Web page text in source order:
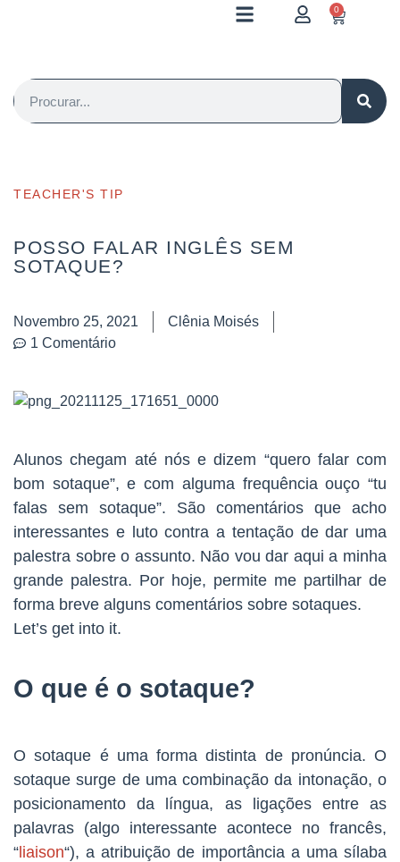
0
TEACHER'S TIP
POSSO FALAR INGLÊS SEM
SOTAQUE?
Novembro 25, 2021
Clênia Moisés
1 Comentário
Alunos chegam até nós e dizem “quero falar com
bom sotaque”, e com alguma frequência ouço “tu
falas sem sotaque”. São comentários que acho
interessantes e luto contra a tentação de dar uma
palestra sobre o assunto. Não vou dar aqui a minha
grande palestra. Por hoje, permite me partilhar de
forma breve alguns comentários sobre sotaques.
Let’s get into it.
O que é o sotaque?
O sotaque é uma forma distinta de pronúncia. O
sotaque surge de uma combinação da intonação, o
posicionamento da língua, as ligações entre as
palavras (algo interessante acontece no francês,
“liaison“), a atribuição de importância a uma sílaba